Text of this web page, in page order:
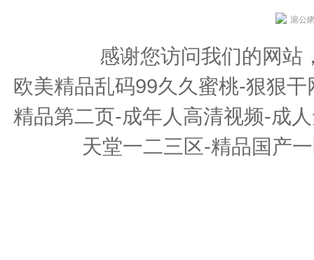
滬公
感谢您访问我们的网站
欧美精品乱码99久久蜜桃-狠狠
精品第二页-成年人高清视频-成
天堂一二三区-精品国产